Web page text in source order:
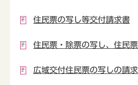
住民票の写し等交付請求書
住民票・除票の写し、住民
広域交付住民票の写しの請